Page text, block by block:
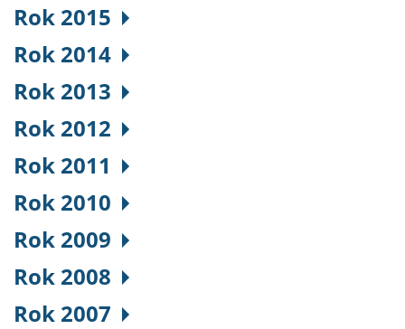
Rok 2015
Rok 2014
Rok 2013
Rok 2012
Rok 2011
Rok 2010
Rok 2009
Rok 2008
Rok 2007